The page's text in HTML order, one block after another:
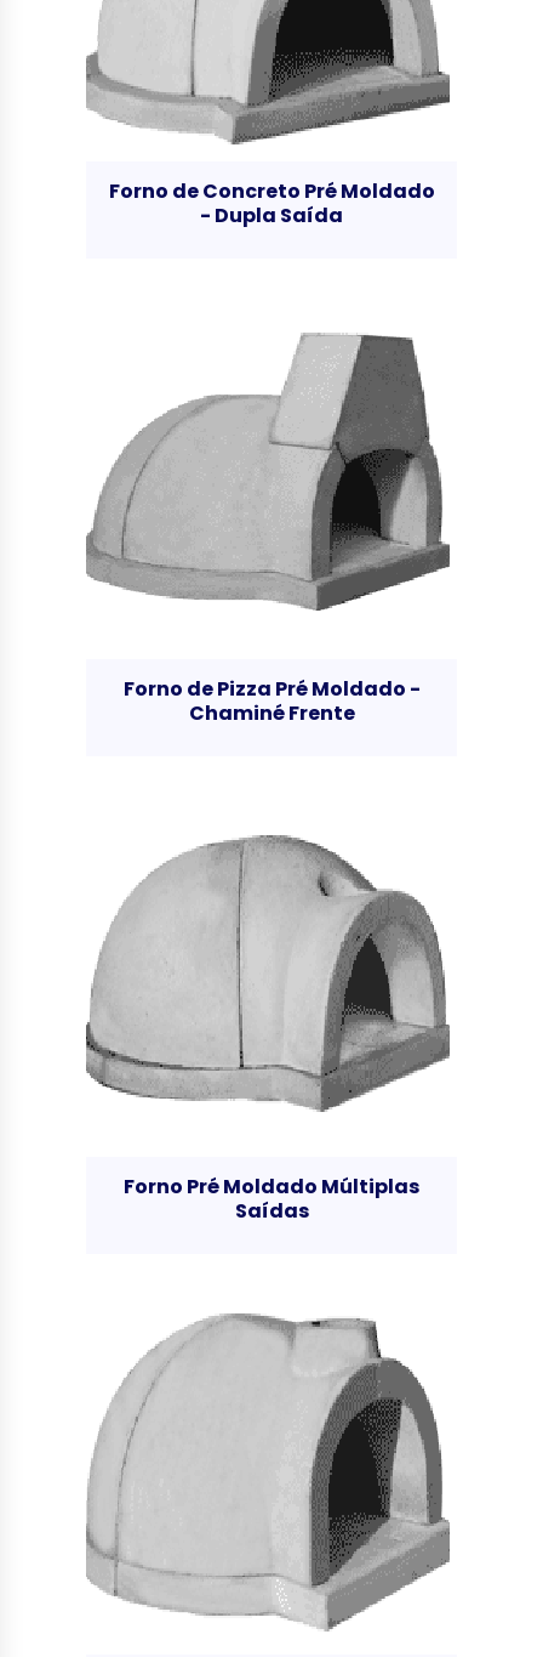
Forno de Concreto Pré Moldado
- Dupla Saída
Forno de Pizza Pré Moldado -
Chaminé Frente
Forno Pré Moldado Múltiplas
Saídas